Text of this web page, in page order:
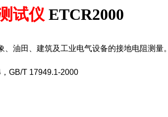
试仪 ETCR2000
油田、建筑及工业电气设备的接地电阻测量。
GB/T 17949.1-2000